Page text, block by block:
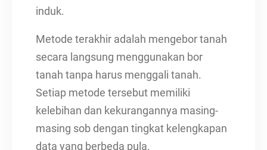
induk.
Metode terakhir adalah mengebor tanah
secara langsung menggunakan bor
tanah tanpa harus menggali tanah.
Setiap metode tersebut memiliki
kelebihan dan kekurangannya masing-
masing sob dengan tingkat kelengkapan
data yang berbeda pula.